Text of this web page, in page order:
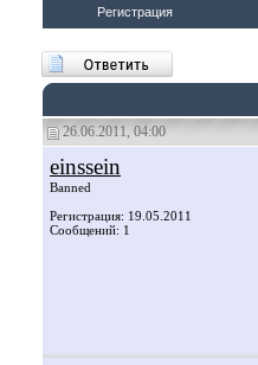
Регистрация
26.06.2011, 04:00
einssein
Banned
Регистрация: 19.05.2011
Сообщений: 1